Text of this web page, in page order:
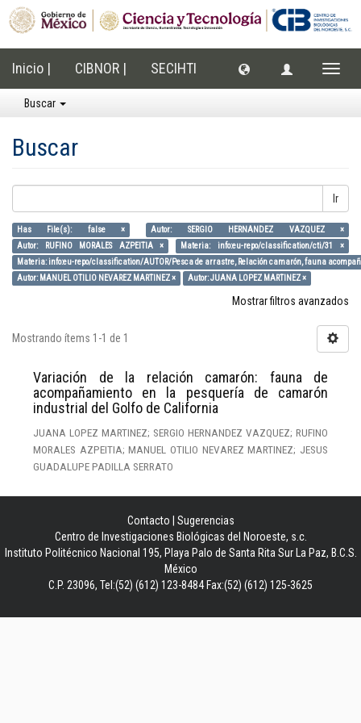
Inicio | CIBNOR | SECIHTI
Buscar
Buscar
Ir
Has File(s): false ×
Autor: SERGIO HERNANDEZ VAZQUEZ ×
Autor: RUFINO MORALES AZPEITIA ×
Materia: info:eu-repo/classification/cti/31 ×
Materia: info:eu-repo/classification/AUTOR/Pesca de arrastre, Relación camarón, fauna
Autor: MANUEL OTILIO NEVAREZ MARTINEZ ×
Autor: JUANA LOPEZ MARTINEZ ×
Mostrar filtros avanzados
Mostrando ítems 1-1 de 1
Variación de la relación camarón: fauna de
acompañamiento en la pesquería de camarón
industrial del Golfo de California
JUANA LOPEZ MARTINEZ; SERGIO HERNANDEZ VAZQUEZ; RUFINO
MORALES AZPEITIA; MANUEL OTILIO NEVAREZ MARTINEZ; JESUS
GUADALUPE PADILLA SERRATO
Contacto
Sugerencias
Centro de Investigaciones Biológicas del Noroeste, s.c.
Instituto Politécnico Nacional 195, Playa Palo de Santa Rita Sur La Paz, B.C.S.
México
C.P. 23096, Tel:(52) (612) 123-8484 Fax:(52) (612) 125-3625